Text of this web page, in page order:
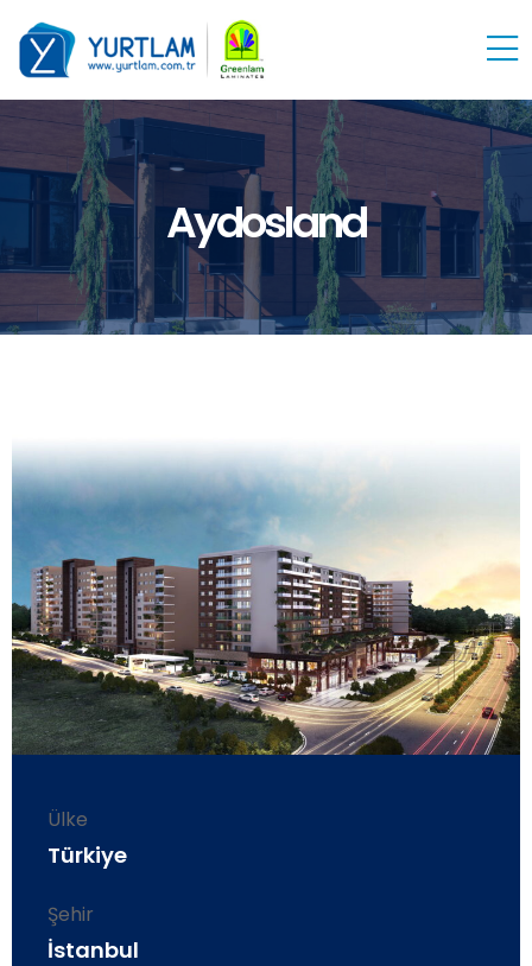
Aydosland
Ülke
Türkiye
Şehir
İstanbul